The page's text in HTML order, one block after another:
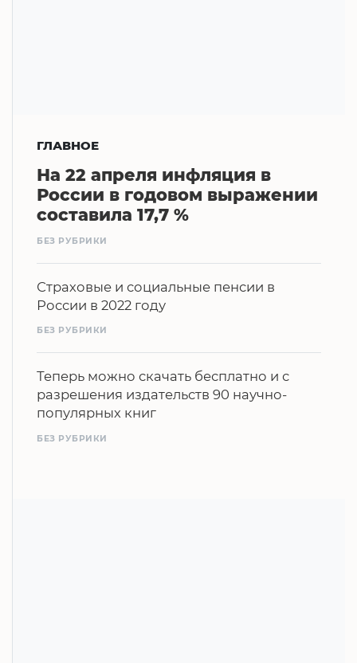
ГЛАВНОЕ
На 22 апреля инфляция в
России в годовом выражении
составила 17,7 %
БЕЗ РУБРИКИ
Страховые и социальные пенсии в
России в 2022 году
БЕЗ РУБРИКИ
Теперь можно скачать бесплатно и с
разрешения издательств 90 научно-
популярных книг
БЕЗ РУБРИКИ